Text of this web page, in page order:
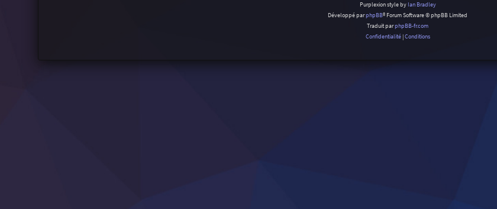
Purplexion style by Ian Bradley
Développé parphpBB® Forum Software © phpBB Limited
Traduit parphpBB-fr.com
Confidentialité|Conditions